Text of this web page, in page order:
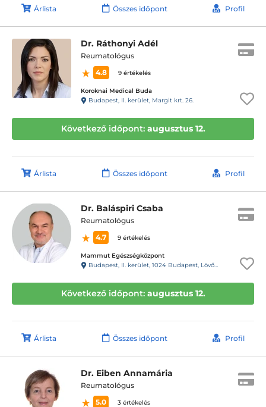
Árlista Összes időpont Profil
Dr. Ráthonyi Adél
Reumatológus
4.8
9 értékelés
Koroknai Medical Buda
Budapest, II. kerület, Margit krt. 26.
Következő időpont: augusztus 12.
Árlista Összes időpont Profil
Dr. Baláspiri Csaba
Reumatológus
4.7
9 értékelés
Mammut Egészségközpont
Budapest, II. kerület, 1024 Budapest, Lövőház utca 1-5. Mammut II., 4. emelet
Következő időpont: augusztus 12.
Árlista Összes időpont Profil
Dr. Eiben Annamária
Reumatológus
5.0
3 értékelés